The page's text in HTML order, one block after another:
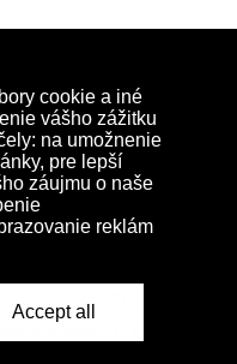
Archív
Podporte nás
+421 950 661 116